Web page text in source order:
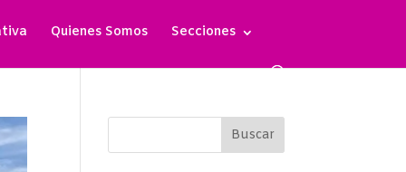
Quienes Somos Secciones